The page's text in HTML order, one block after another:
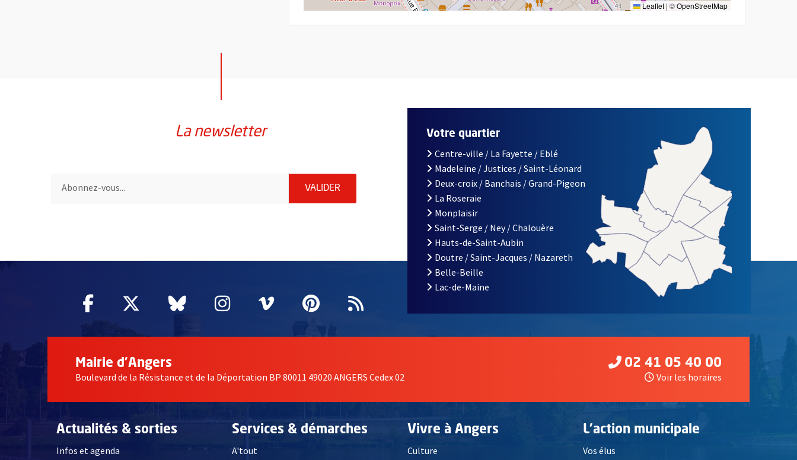
Leaflet |©OpenStreetMap
La newsletter
Pour vous inscrire à la lettre d'information de la ville d'Angers, indiquez votre email (champ obligatoire)
VALIDER ENVOYER MA DEMANDE D'INSCRIPTION À LA LETTRE D'INFORMATION DE LA VILLE D'ANGERS
Facebook
, Ouvre une nouvelle fenêtre
Twitter
, Ouvre une nouvelle fenêtre
Bluesky
, Ouvre une nouvelle fenêtre
Instagram
, Ouvre une nouvelle fenêtre
Vimeo
, Ouvre une nouvelle fenêtre
Pinterest
, Ouvre une nouvelle fenêtre
Flux RSS
Votre quartier
Centre-ville / La Fayette / Eblé
Madeleine / Justices / Saint-Léonard
Deux-croix / Banchais / Grand-Pigeon
La Roseraie
Monplaisir
Saint-Serge / Ney / Chalouère
Hauts-de-Saint-Aubin
Doutre / Saint-Jacques / Nazareth
Belle-Beille
Lac-de-Maine
Mairie d'Angers
Boulevard de la Résistance et de la Déportation BP 80011 49020 ANGERS Cedex 02
02 41 05 40 00
Voir les horaires
Actualités & sorties
Infos et agenda
Services & démarches
A'tout
Vivre à Angers
Culture
L'action municipale
Vos élus